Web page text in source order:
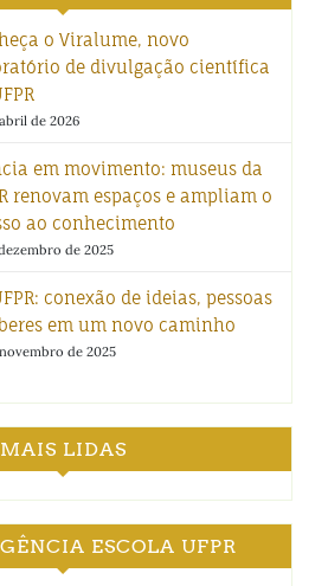
o Viralume, novo
de divulgação científica
de 2026
em movimento: museus da
renovam espaços e ampliam o
ao conhecimento
de 2025
conexão de ideias, pessoas
em um novo caminho
de 2025
MAIS LIDAS
ESCOLA UFPR